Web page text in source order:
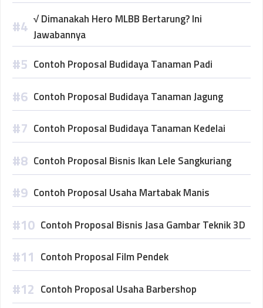
√ Dimanakah Hero MLBB Bertarung? Ini
Jawabannya
Contoh Proposal Budidaya Tanaman Padi
Contoh Proposal Budidaya Tanaman Jagung
Contoh Proposal Budidaya Tanaman Kedelai
Contoh Proposal Bisnis Ikan Lele Sangkuriang
Contoh Proposal Usaha Martabak Manis
Contoh Proposal Bisnis Jasa Gambar Teknik 3D
Contoh Proposal Film Pendek
Contoh Proposal Usaha Barbershop